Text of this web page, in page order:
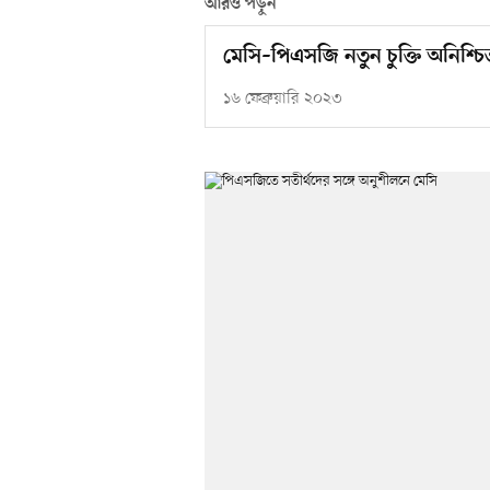
মেসি–পিএসজি নতুন চুক্তি
১৬ ফেব্রুয়ারি ২০২৩